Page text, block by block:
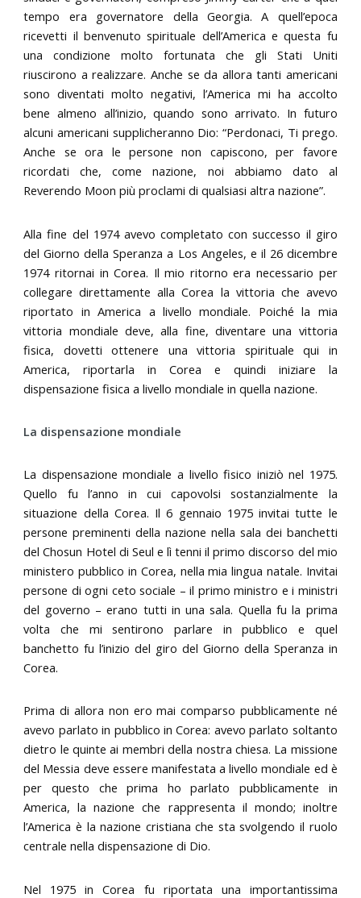
tempo era governatore della Georgia. A quell’epoca
ricevetti il benvenuto spirituale dell’America e questa fu
una condizione molto fortunata che gli Stati Uniti
riuscirono a realizzare. Anche se da allora tanti americani
sono diventati molto negativi, l’America mi ha accolto
bene almeno all’inizio, quando sono arrivato. In futuro
alcuni americani supplicheranno Dio: “Perdonaci, Ti prego.
Anche se ora le persone non capiscono, per favore
ricordati che, come nazione, noi abbiamo dato al
Reverendo Moon più proclami di qualsiasi altra nazione”.
Alla fine del 1974 avevo completato con successo il giro
del Giorno della Speranza a Los Angeles, e il 26 dicembre
1974 ritornai in Corea. Il mio ritorno era necessario per
collegare direttamente alla Corea la vittoria che avevo
riportato in America a livello mondiale. Poiché la mia
vittoria mondiale deve, alla fine, diventare una vittoria
fisica, dovetti ottenere una vittoria spirituale qui in
America, riportarla in Corea e quindi iniziare la
dispensazione fisica a livello mondiale in quella nazione.
La dispensazione mondiale
La dispensazione mondiale a livello fisico iniziò nel 1975.
Quello fu l’anno in cui capovolsi sostanzialmente la
situazione della Corea. Il 6 gennaio 1975 invitai tutte le
persone preminenti della nazione nella sala dei banchetti
del Chosun Hotel di Seul e lì tenni il primo discorso del mio
ministero pubblico in Corea, nella mia lingua natale. Invitai
persone di ogni ceto sociale – il primo ministro e i ministri
del governo – erano tutti in una sala. Quella fu la prima
volta che mi sentirono parlare in pubblico e quel
banchetto fu l’inizio del giro del Giorno della Speranza in
Corea.
Prima di allora non ero mai comparso pubblicamente né
avevo parlato in pubblico in Corea: avevo parlato soltanto
dietro le quinte ai membri della nostra chiesa. La missione
del Messia deve essere manifestata a livello mondiale ed è
per questo che prima ho parlato pubblicamente in
America, la nazione che rappresenta il mondo; inoltre
l’America è la nazione cristiana che sta svolgendo il ruolo
centrale nella dispensazione di Dio.
Nel 1975 in Corea fu riportata una importantissima